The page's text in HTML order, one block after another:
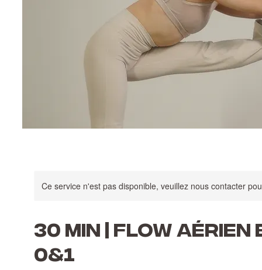
Ce service n'est pas disponible, veuillez nous contacter
30 MIN | FLOW AÉRIEN
0&1